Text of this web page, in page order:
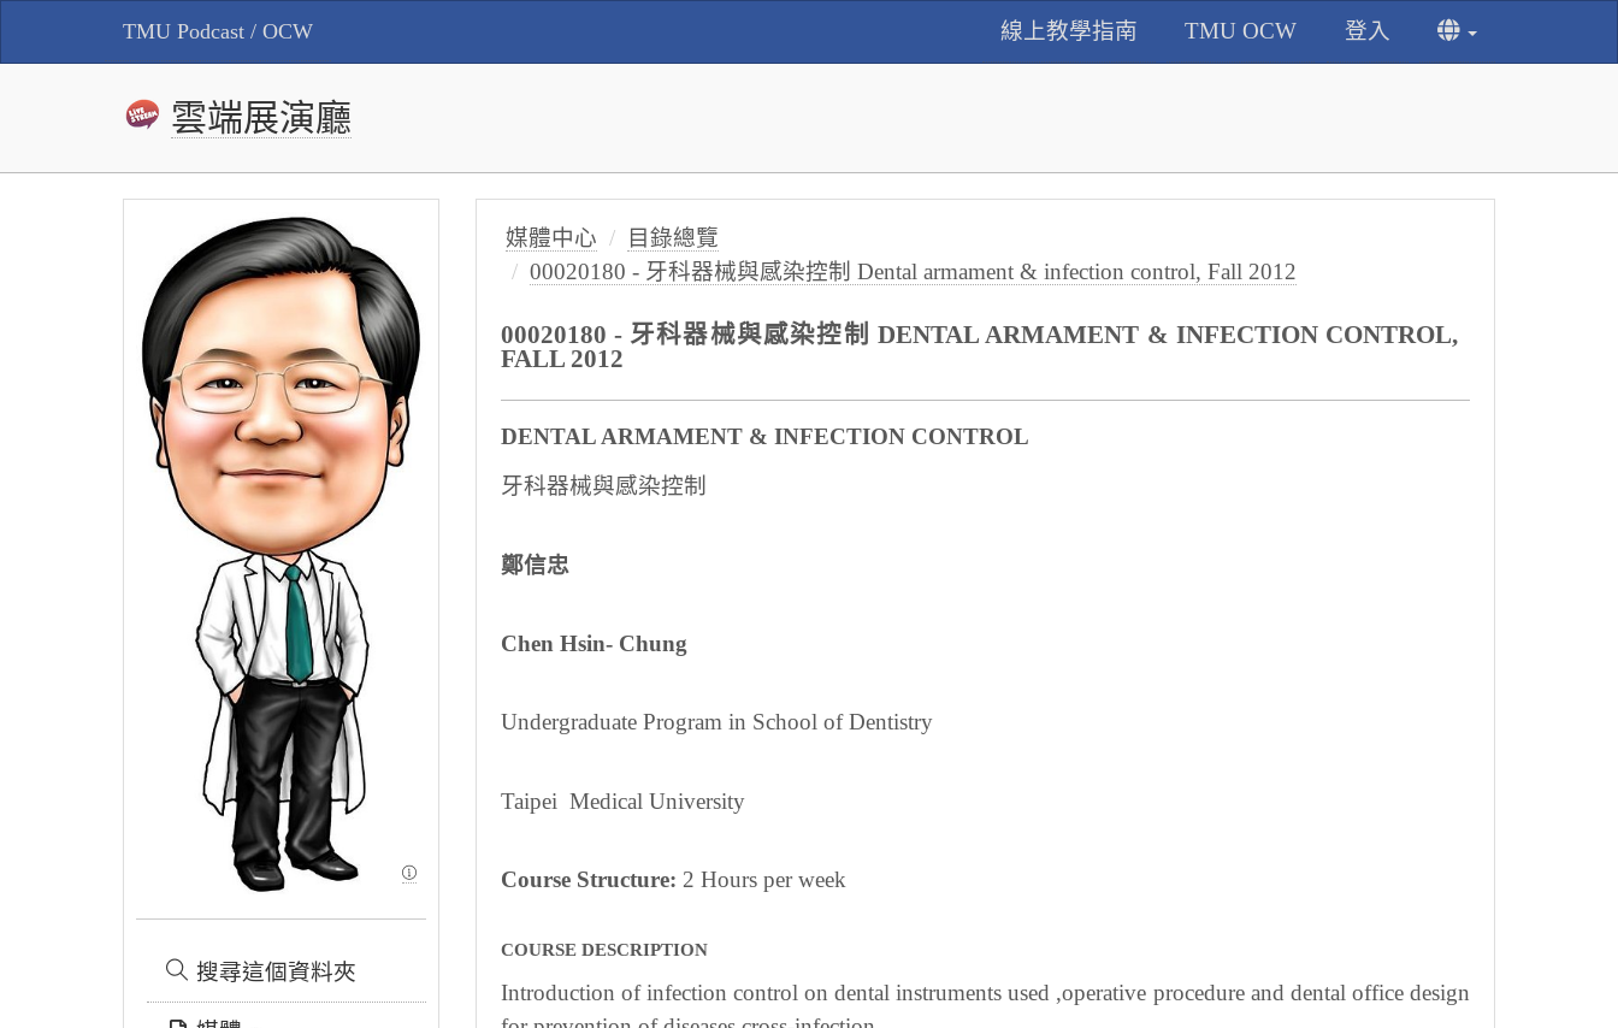
TMU Podcast / OCW 線上教學指南 TMU OCW 登入
雲端展演廳
搜尋這個資料夾
媒體中心
目錄總覽
00020180 - 牙科器械與感染控制 Dental armament & infection control, Fall 2012
00020180 - 牙科器械與感染控制 DENTAL ARMAMENT & INFECTION CONTROL,
FALL 2012
DENTAL ARMAMENT & INFECTION CONTROL
牙科器械與感染控制
鄭信忠
Chen Hsin- Chung
Undergraduate Program in School of Dentistry
Taipei Medical University
Course Structure: 2 Hours per week
COURSE DESCRIPTION
Introduction of infection control on dental instruments used ,operative procedure and dental office design